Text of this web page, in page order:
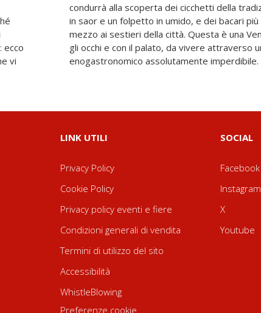
ecco
vi
in
tour
enogastronomico assolutamente imperdibile.
LINK UTILI
Privacy Policy
Cookie Policy
Privacy policy eventi e fiere
Condizioni generali di vendita
Termini di utilizzo del sito
Accessibilità
WhistleBlowing
Preferenze cookie
SOCIAL
Facebook
Instagram
X
Youtube